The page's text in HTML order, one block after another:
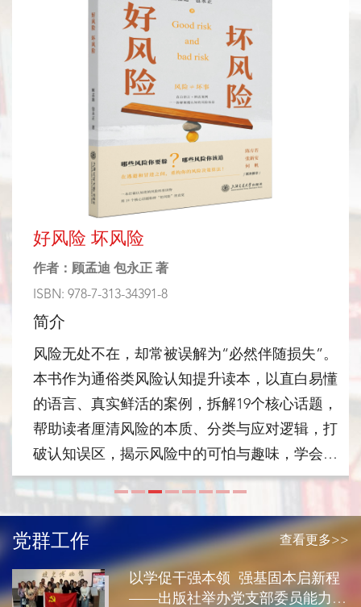
这本通俗读物可以作为一颗问路之石，
带领读者了解中国古代人各种各样的游
戏项目，例如蹴鞠、投壶、七巧板等。
本书以图文并茂的方式，通俗易懂地介
绍了中国游戏史的发展、演变，以及与
社会文化的关系等，其中，还穿插介绍
了中国历代社会中的趣闻轶事与世态风
情，全面展示了中华民族光辉灿烂的游
定价：78.00
好风险 坏风险
作者：顾孟迪 包永正 著
ISBN: 978-7-313-34391-8
简介
风险无处不在，却常被误解为“必然伴随损失”。
本书作为通俗类风险认知提升读本，以直白易懂
的语言、真实鲜活的案例，拆解19个核心话题，
帮助读者厘清风险的本质、分类与应对逻辑，打
破认知误区，揭示风险中的可怕与趣味，学会分
辨并驾驭“好风险”，规避“坏风险”。
党群工作 查看更多>>
以学促干强本领 强基固本启新程
——出版社举办党支部委员能力